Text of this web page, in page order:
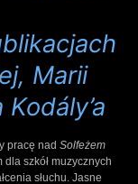
Marii
pracę nad Solfeżem
szkół muzycznych
słuchu. Jasne